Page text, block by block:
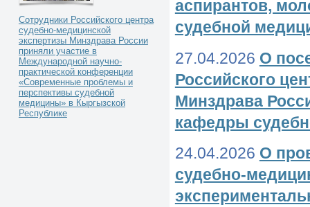
Сотрудники Российского центра
судебно-медицинской
экспертизы Минздрава России
приняли участие в
Международной научно-
практической конференции
«Современные проблемы и
перспективы судебной
медицины» в Кыргызской
Республике
аспирантов,
судебной
27.04.2026 О
Российского
Минздрава
кафедры
24.04.2026 О
судебно-